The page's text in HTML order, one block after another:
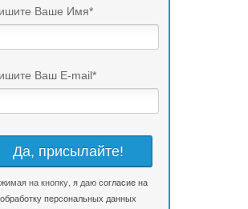
Ваше Имя*
Ваш E-mail*
на кнопку, я даюсогласие на
обработку персональных данных